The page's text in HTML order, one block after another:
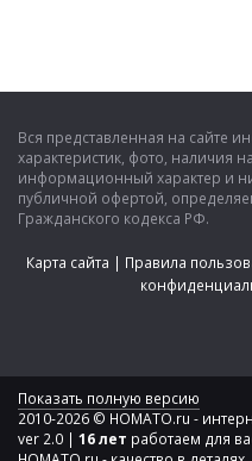
Вся представленная на сайте
характеристик, фото, наличия
информационный характер и
публичной офертой,
Гражданского кодекса РФ.
Карта сайта | Правила
Показать полную версию
2010-2026 © HOMATO.ru -
ver 2.0 | 16 лет работаем для